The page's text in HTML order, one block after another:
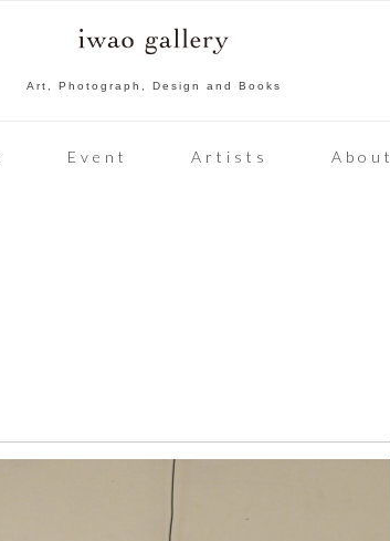
Art, Photograph, Design and Books
Event Artists About